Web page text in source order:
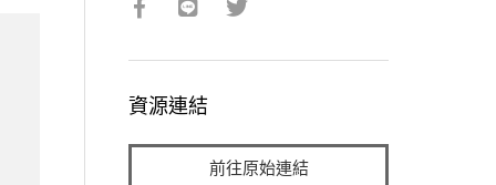
資源連結
前往原始連結